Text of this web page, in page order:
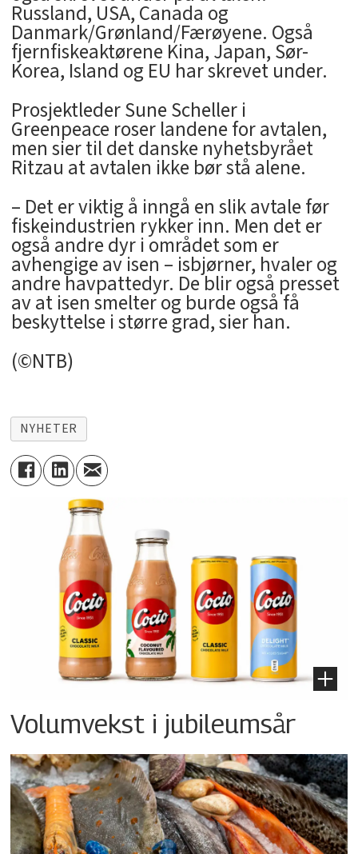
Russland, USA, Canada og
Danmark/Grønland/Færøyene. Også
fjernfiskeaktørene Kina, Japan, Sør-
Korea, Island og EU har skrevet under.
Prosjektleder Sune Scheller i
Greenpeace roser landene for avtalen,
men sier til det danske nyhetsbyrået
Ritzau at avtalen ikke bør stå alene.
– Det er viktig å inngå en slik avtale før
fiskeindustrien rykker inn. Men det er
også andre dyr i området som er
avhengige av isen – isbjørner, hvaler og
andre havpattedyr. De blir også presset
av at isen smelter og burde også få
beskyttelse i større grad, sier han.
(©NTB)
NYHETER
Volumvekst i jubileumsår